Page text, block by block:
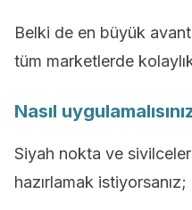
Belki de en büyük
tüm marketlerde
Nasıl
Siyah nokta ve
hazırlamak istiyorsanız;